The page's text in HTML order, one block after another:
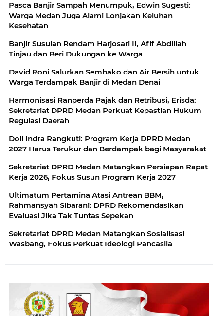
Pasca Banjir Sampah Menumpuk, Edwin Sugesti:
Warga Medan Juga Alami Lonjakan Keluhan
Kesehatan
Banjir Susulan Rendam Harjosari II, Afif Abdillah
Tinjau dan Beri Dukungan ke Warga
David Roni Salurkan Sembako dan Air Bersih untuk
Warga Terdampak Banjir di Medan Denai
Harmonisasi Ranperda Pajak dan Retribusi, Erisda:
Sekretariat DPRD Medan Perkuat Kepastian Hukum
Regulasi Daerah
Doli Indra Rangkuti: Program Kerja DPRD Medan
2027 Harus Terukur dan Berdampak bagi Masyarakat
Sekretariat DPRD Medan Matangkan Persiapan Rapat
Kerja 2026, Fokus Susun Program Kerja 2027
Ultimatum Pertamina Atasi Antrean BBM,
Rahmansyah Sibarani: DPRD Rekomendasikan
Evaluasi Jika Tak Tuntas Sepekan
Sekretariat DPRD Medan Matangkan Sosialisasi
Wasbang, Fokus Perkuat Ideologi Pancasila